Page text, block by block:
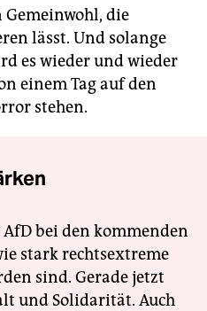
Gemeinwohl, die
lässt. Und solange
es wieder und wieder
einem Tag auf den
stehen.
bei den kommenden
stark rechtsextreme
sind. Gerade jetzt
und Solidarität. Auch